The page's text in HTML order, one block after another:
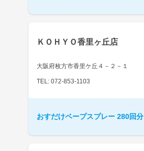
ＫＯＨＹＯ香里ヶ丘店
大阪府枚方市香里ケ丘４－２－１
TEL: 072-853-1103
おすだけベープスプレー 280回分